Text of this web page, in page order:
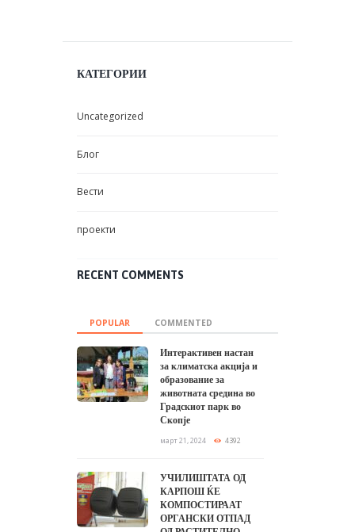
POPULAR
Интерактивен настан
за климатска акција и
образование за
животната средина во
Скопје
УЧИЛИШТАТА ОД
КАРПОШ ЌЕ
КОМПОСТИРААТ